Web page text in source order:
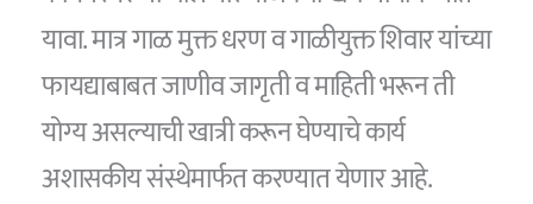
यावा. मात्र गाळ मुक्त धरण व गाळीयुक्त शिवार यांच्या
फायद्याबाबत जाणीव जागृती व माहिती भरून ती
योग्य असल्याची खात्री करून घेण्याचे कार्य
अशासकीय संस्थेमार्फत करण्यात येणार आहे.